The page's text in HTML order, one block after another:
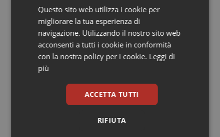
Salute orale & impianti
Sangue & coagulazione
Tiroide
Tumore al seno
Lavoro e Professioni
Decreto PA. Aiop e Aris:
“Preoccupazione per la mancata
approvazione dell’adeguamento
rinnovo contratto sanità privata”
West Nile. Rete Izs: “Sorveglianza e
dati per evitare allarmismi. Italia
Questo sito web utilizza i cookie per
migliorare la tua esperienza di
navigazione. Utilizzando il nostro sito web
acconsenti a tutti i cookie in conformità
con la nostra policy per i cookie. Leggi di
più
ACCETTA TUTTI
RIFIUTA